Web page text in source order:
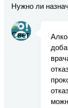
Нужно ли